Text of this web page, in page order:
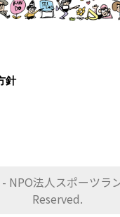
針
NPO法人スポーツラ
Reserved.